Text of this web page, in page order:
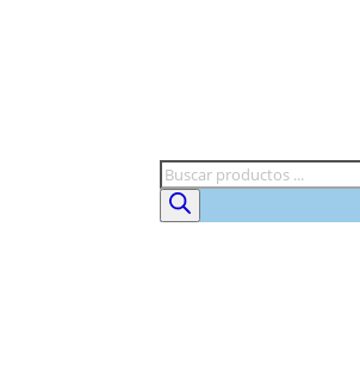
Búsqueda
de
productos